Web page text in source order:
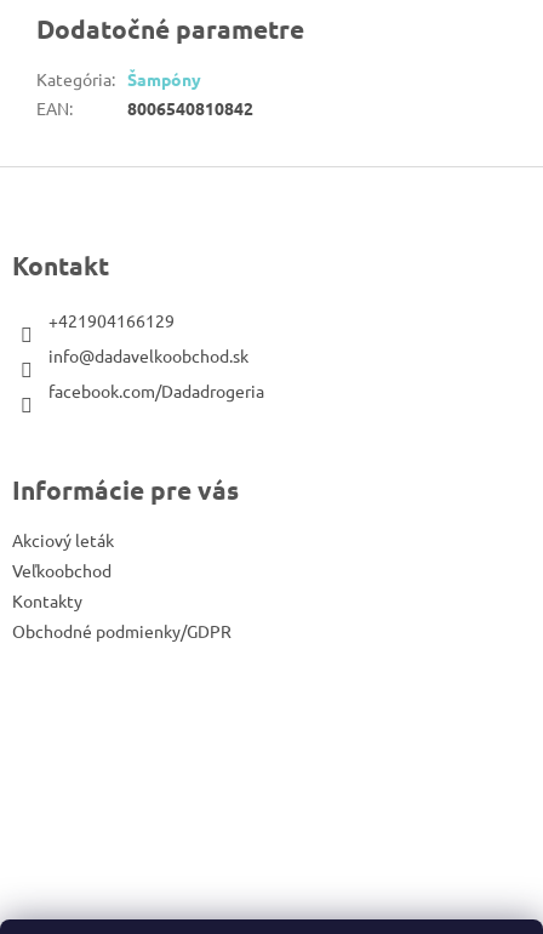
Dodatočné parametre
Kategória: Šampóny
EAN: 8006540810842
Z
p
äKontakt
+421904166129
info@dadavelkoobchod.sk
facebook.com/Dadadrogeria
Informácie pre vás
Akciový leták
Veľkoobchod
Kontakty
Obchodné podmienky/GDPR